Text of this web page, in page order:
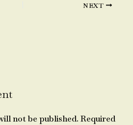
NEXT
not be published. Required